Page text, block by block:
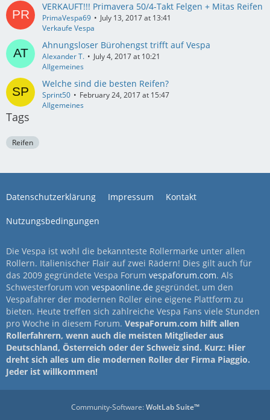
VERKAUFT!!! Primavera 50/4-Takt Felgen + Mitas Reifen
PrimaVespa69
July 13, 2017 at 13:41
Verkaufe Vespa
Ahnungsloser Bürohengst trifft auf Vespa
Alexander T.
July 4, 2017 at 10:21
Allgemeines
Welche sind die besten Reifen?
Sprint50
February 24, 2017 at 15:47
Allgemeines
Tags
Reifen
Datenschutzerklärung Impressum Kontakt
Nutzungsbedingungen
Die Vespa ist wohl die bekannteste Rollermarke unter allen
Rollern. Italienischer Flair auf zwei Rädern! Dies gilt auch für
das 2009 gegründete Vespa Forum vespaforum.com. Als
Schwesterforum von vespaonline.de gegründet, um den
Vespafahrer der modernen Roller eine eigene Plattform zu
bieten. Heute treffen sich zahlreiche Vespa Fans viele Stunden
pro Woche in diesem Forum. VespaForum.com hilft allen
Rollerfahrern, wenn auch die meisten Mitglieder aus
Deutschland, Österreich oder der Schweiz sind. Kurz: Hier
dreht sich alles um die modernen Roller der Firma Piaggio.
Jeder ist willkommen!
Community-Software:WoltLab Suite™